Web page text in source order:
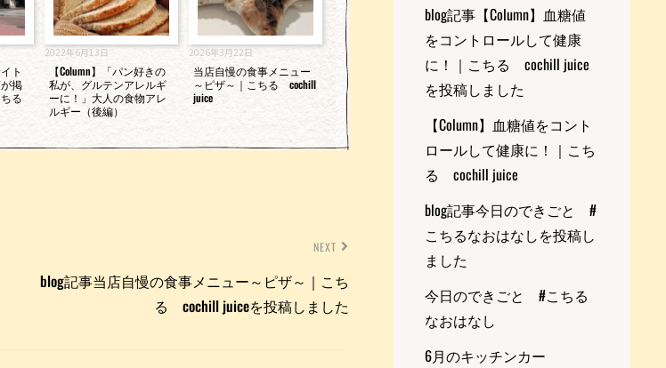
ト
掲
る
2022年6月13日
【Column】「パン好きの
私が、グルテンアレルギ
ーに！」大人の食物アレ
ルギー（後編）
2026年3月22日
当店自慢の食事メニュー
～ピザ～｜こちる cochill
juice
NEXT
blog記事当店自慢の食事メニュー～ピザ～｜こち
る cochill juiceを投稿しました
blog記事【Column】血糖値
をコントロールして健康
に！｜こちる cochill juice
を投稿しました
【Column】血糖値をコント
ロールして健康に！｜こち
る cochill juice
blog記事今日のできごと #
こちるなおはなしを投稿し
ました
今日のできごと #こちる
なおはなし
6月のキッチンカー